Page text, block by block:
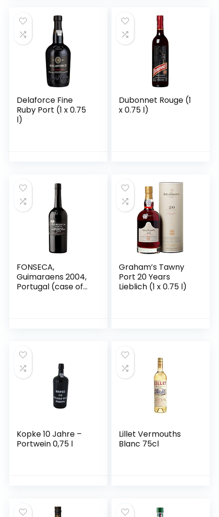
Delaforce Fine
Ruby Port (1 x 0.75
l)
Dubonnet Rouge (1
x 0.75 l)
FONSECA,
Guimaraens 2004,
Portugal (case of
Graham’s Tawny
Port 20 Years
Lieblich (1 x 0.75 l)
Kopke 10 Jahre –
Portwein 0,75 l
Lillet Vermouths
Blanc 75cl